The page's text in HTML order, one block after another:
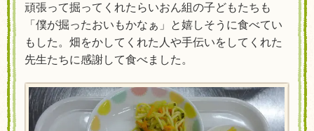
頑張って掘ってくれたらいおん組の子どもたちも
「僕が掘ったおいもかなぁ」と嬉しそうに食べてい
もした。畑をかしてくれた人や手伝いをしてくれた
先生たちに感謝して食べました。